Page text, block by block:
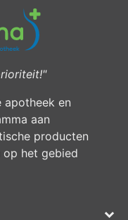
apotheek en
aan
producten
het gebied